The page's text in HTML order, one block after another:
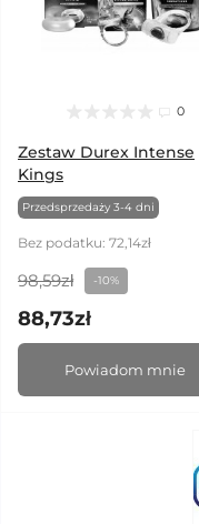
0
Zestaw Durex Intense
Kings
Przedsprzedaży 3-4 dni
Bez podatku: 72,14zł
98,59zł -10%
88,73zł
Powiadom mnie